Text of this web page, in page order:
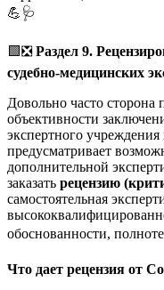
💪🩺
🟩❎ Раздел 9.
судебно-медицинских
Довольно часто сторона
объективности
экспертного
предусматривает
дополнительной
заказать рецензию
самостоятельная
обоснованности,
Что дает рецензия от